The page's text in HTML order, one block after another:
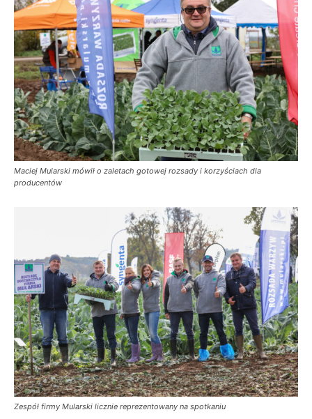
Maciej Mularski mówił o zaletach gotowej rozsady i korzyściach dla
producentów
Zespół firmy Mularski licznie reprezentowany na spotkaniu